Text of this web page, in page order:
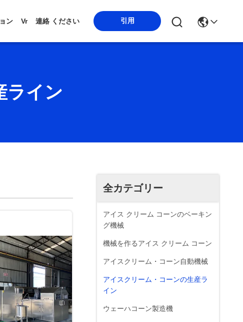
ン Vr 連絡 ください 引用
ライン
全カテゴリー
アイス クリーム コーンのベーキン
グ機械
機械を作るアイス クリーム コーン
アイスクリーム・コーン自動機械
アイスクリーム・コーンの生産ラ
イン
ウェーハコーン製造機